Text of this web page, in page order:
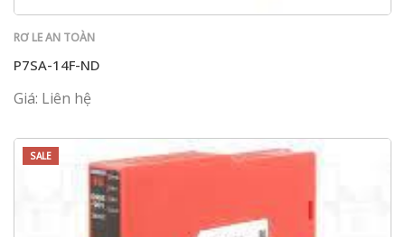
RƠ LE AN TOÀN
P7SA-14F-ND
Giá: Liên hệ
SALE